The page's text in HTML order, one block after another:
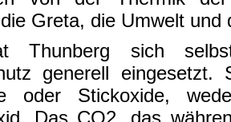
Greta, die Umwelt
Thunberg sich
generell
oder Stickoxide,
Das CO2, das